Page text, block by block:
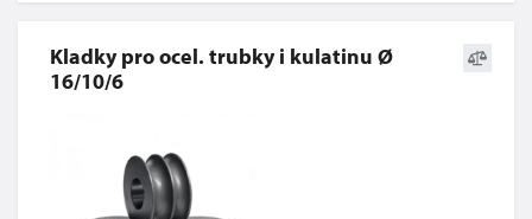
Kladky pro ocel. trubky i kulatinu Ø
16/10/6